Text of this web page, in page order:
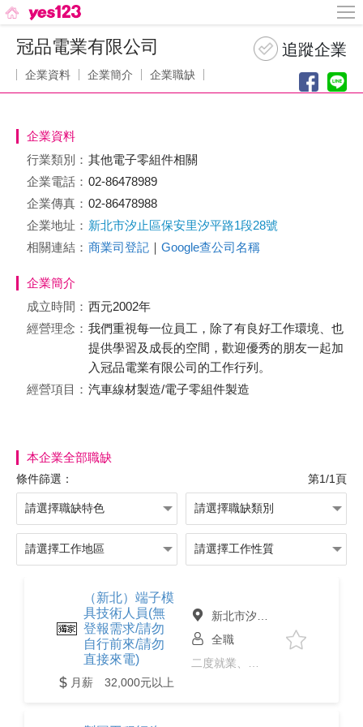
冠品電業有限公司
企業資料 企業簡介 企業職缺
企業資料
行業類別： 其他電子零組件相關
企業電話： 02-86478989
企業傳真： 02-86478988
企業地址： 新北市汐止區保安里汐平路1段28號
相關連結： 商業司登記 ｜ Google查公司名稱
企業簡介
成立時間： 西元2002年
經營理念： 我們重視每一位員工，除了有良好工作環境、也
提供學習及成長的空間，歡迎優秀的朋友一起加
入冠品電業有限公司的工作行列。
經營項目： 汽車線材製造/電子零組件製造
本企業全部職缺
條件篩選： 第1/1頁
（新北）端子模
具技術人員(無
登報需求/請勿
自行前來/請勿
直接來電)
月薪 32,000元以上
新北市汐止區
全職
二度就業、中高齡